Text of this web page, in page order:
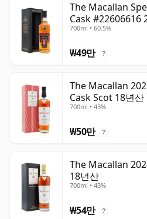
The Macallan
Cask #22606616
700ml • 60.5%
₩49만 ?
The Macallan
Cask Scot 18년산
700ml • 43%
₩50만 ?
The Macallan
18년산
700ml • 43%
₩54만 ?